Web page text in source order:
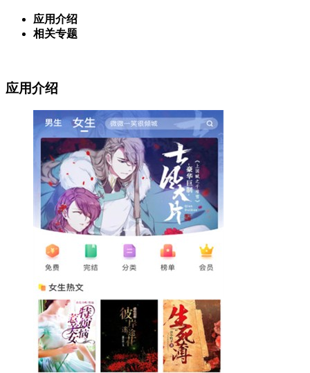
应用介绍
相关专题
应用介绍